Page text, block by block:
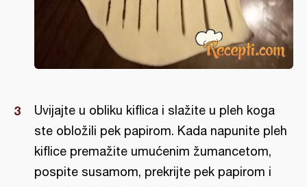
Uvijajte u obliku kiflica i slažite u pleh koga
ste obložili pek papirom. Kada napunite pleh
kiflice premažite umućenim žumancetom,
pospite susamom, prekrijte pek papirom i